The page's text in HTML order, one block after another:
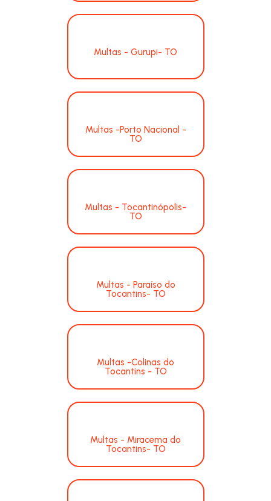
Multas - Gurupi- TO
Multas -Porto Nacional -
TO
Multas - Tocantinópolis-
TO
Multas - Paraíso do
Tocantins- TO
Multas -Colinas do
Tocantins - TO
Multas - Miracema do
Tocantins- TO